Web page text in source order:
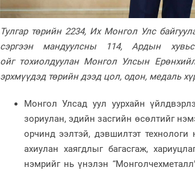
Тулгар төрийн 2234, Их Монгол Улс
сэргээн мандуулсны 114, Ардын
ойг тохиолдуулан Монгол Улсын
эрхмүүдэд төрийн дээд цол, одон, медаль
Монгол Улсад уул уурхайн
зориулан, эдийн засгийн өсөлтийг
орчинд ээлтэй, дэвшилтэт технологи
ахиулан хаягдлыг багасгаж,
нэмрийг нь үнэлэн